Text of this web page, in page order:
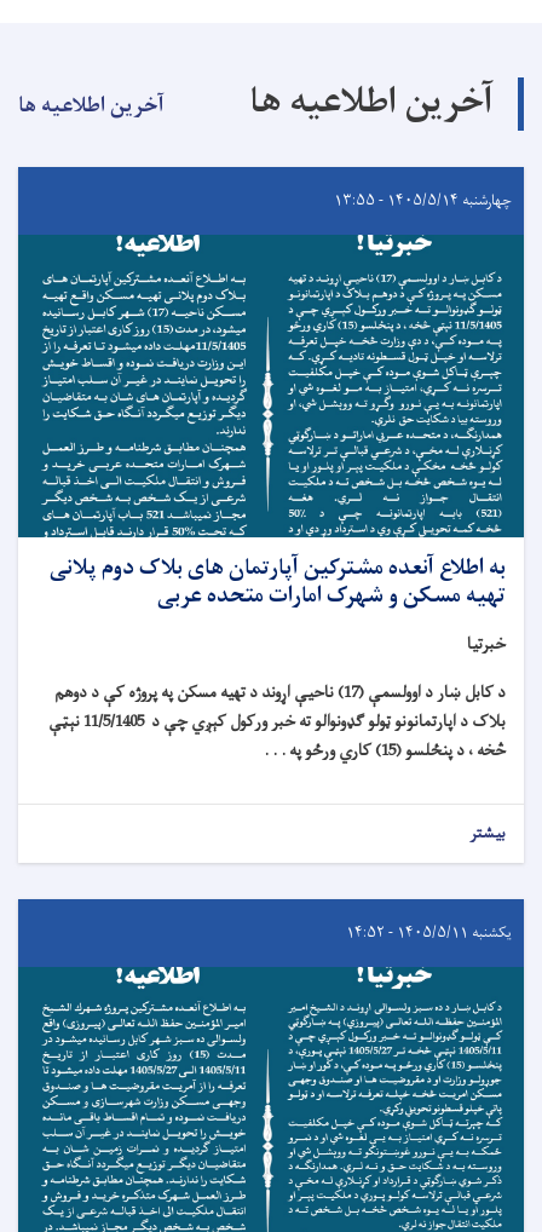
آخرین اطلاعیه ها آخرین اطلاعیه ها
چهارشنبه ۱۴۰۵/۵/۱۴ - ۱۳:۵۵
به اطلاع آنعده مشترکین آپارتمان های بلاک دوم پلانی
تهیه مسکن و شهرک امارات متحده عربی
خبرتیا
د کابل ښار د اوولسمې (17) ناحیې اړوند د تهیه مسکن په پروژه کې د دوهم
بلاک د اپارتمانونو ټولو ګډونوالو ته خبر ورکول کېږي چې د 11/5/1405 نېټې
څخه ، د پنځلسو (15) کاري ورځو په . . .
بیشتر
یکشنبه ۱۴۰۵/۵/۱۱ - ۱۴:۵۲